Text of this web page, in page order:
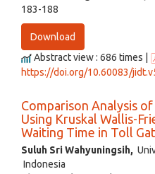
183-188
Download
Abstract view : 686 times |
https://doi.org/10.60083/
Comparison Analysis
Using Kruskal Wallis-
Waiting Time in Toll
Suluh Sri Wahyuningsih,
Indonesia